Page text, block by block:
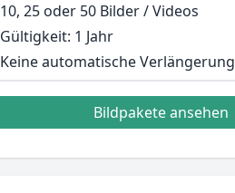
10, 25 oder 50 Bilder / Videos
Gültigkeit: 1 Jahr
Keine automatische Verlängerung
Bildpakete ansehen